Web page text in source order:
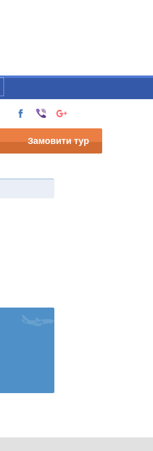
Замовити тур